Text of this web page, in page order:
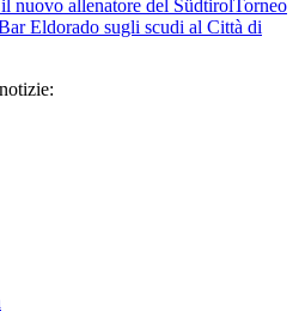
nuovo allenatore del SüdtirolTorneo
Eldorado sugli scudi al Città di